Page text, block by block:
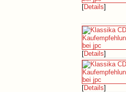
[Details]
[Details]
[Details]